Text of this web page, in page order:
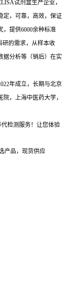
试剂盒生产企业，
定，可靠，高效，保证
，提供6000余种标准
研的需求，从样本收
据分析等（销后）在实
年成立，长期与北京
，上海中医药大学，
检测服务！让您体验
产品，现货供应